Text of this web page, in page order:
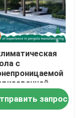
с
из
6063-T5 для
запрос